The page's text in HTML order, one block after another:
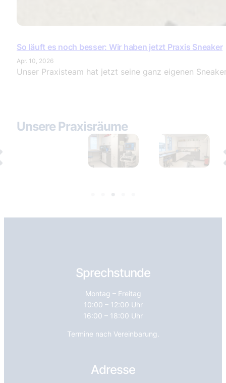
So läuft es noch besser: Wir haben jetzt Praxis Sneaker
Apr. 10, 2026
Unser Praxisteam hat jetzt seine ganz eigenen
Unsere Praxisräume
Sprechstunde
Montag – Freitag
10:00 – 12:00 Uhr
16:00 – 18:00 Uhr
Termine nach Vereinbarung.
Adresse